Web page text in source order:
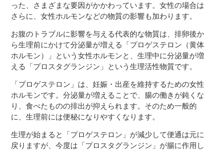
った、さまざまな要因がかかわっています。女性の場合は
さらに、女性ホルモンなどの物質の影響も加わります。
お腹のトラブルに影響を与える代表的な物質は、排卵後か
ら生理前にかけて分泌量が増える「プロゲステロン（黄体
ホルモン）」という女性ホルモンと、生理中に分泌量が増
える「プロスタグランジン」という生理活性物質です。
「プロゲステロン」は、妊娠・出産を維持するための女性
ホルモンです。分泌量が増えることで、腸の働きが鈍くな
り、食べたものの排出が抑えられます。そのため一般的
に、生理前には便秘になりやすくなります。
生理が始まると「プロゲステロン」が減少して便通は元に
戻りますが、今度は「プロスタグランジン」が腸に作用し